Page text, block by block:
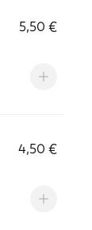
5,50 €
4,50 €